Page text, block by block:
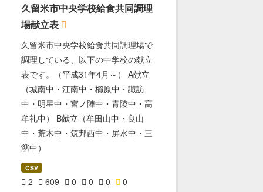
久留米市中央学校給食共同調理
場献立表
久留米市中央学校給食共同調理場で
調理している、以下の中学校の献立
表です。（平成31年4月～） A献立
（城南中・江南中・櫛原中・諏訪
中・明星中・宮ノ陣中・青陵中・高
牟礼中） B献立（牟田山中・良山
中・荒木中・筑邦西中・屏水中・三
潴中）
CSV
2 609 0 0 0 0